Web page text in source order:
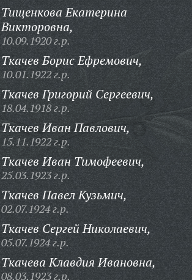
Тищенкова Екатерина
Викторовна,
10.09.1920 г.р.
Ткачев Борис Ефремович,
10.01.1922 г.р.
Ткачев Григорий Сергеевич,
18.04.1918 г.р.
Ткачев Иван Павлович,
15.11.1922 г.р.
Ткачев Иван Тимофеевич,
25.03.1923 г.р.
Ткачев Павел Кузьмич,
02.07.1924 г.р.
Ткачев Сергей Николаевич,
05.07.1924 г.р.
Ткачева Клавдия Ивановна,
08.03.1923 г.р.